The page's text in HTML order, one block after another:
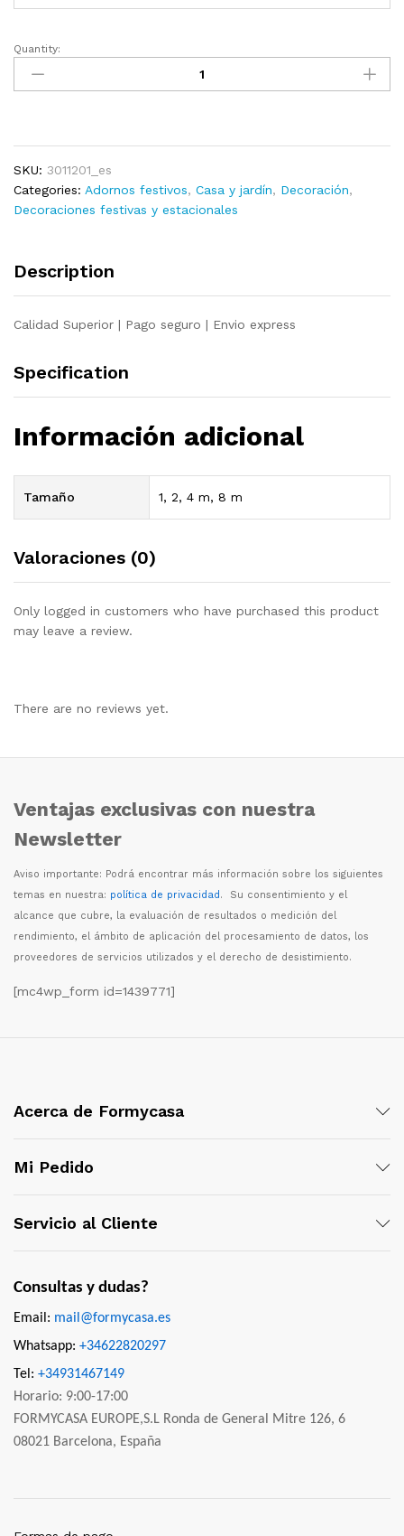
Oso
polar
inflable
interior
y
exterior
quantity
Quantity:
SKU: 3011201_es
Categories: Adornos festivos, Casa y jardín, Decoración,
Decoraciones festivas y estacionales
Description
Calidad Superior | Pago seguro | Envio express
Specification
Información adicional
Tamaño 1, 2, 4 m, 8 m
Valoraciones (0)
Only logged in customers who have purchased this product
may leave a review.
There are no reviews yet.
Ventajas exclusivas con nuestra
Newsletter
Aviso importante: Podrá encontrar más información sobre los siguientes
temas en nuestra: política de privacidad. Su consentimiento y el
alcance que cubre, la evaluación de resultados o medición del
rendimiento, el ámbito de aplicación del procesamiento de datos, los
proveedores de servicios utilizados y el derecho de desistimiento.
[mc4wp_form id=1439771]
Acerca de Formycasa
Mi Pedido
Servicio al Cliente
Consultas y dudas?
Email: mail@formycasa.es
Whatsapp: +34622820297
Tel: +34931467149
Horario: 9:00-17:00
FORMYCASA EUROPE,S.L Ronda de General Mitre 126, 6
08021 Barcelona, España